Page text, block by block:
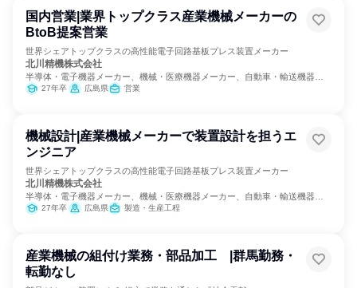
国内営業|業界トップクラス産業機械メーカーの
BtoB提案営業
世界シェアトップクラスの高性能電子回路基板プレス装置メーカー
北川精機株式会社
半導体・電子機器メーカー、機械・医療機器メーカー、自動車・輸送機器メ
ーカー27年卒 広島県 営業
機械設計|産業機械メーカーで装置設計を担うエ
ンジニア
世界シェアトップクラスの高性能電子回路基板プレス装置メーカー
北川精機株式会社
半導体・電子機器メーカー、機械・医療機器メーカー、自動車・輸送機器メ
ーカー27年卒 広島県 製造・生産工程
産業機械の組付け業務・部品加工 |群馬勤務・
転勤なし